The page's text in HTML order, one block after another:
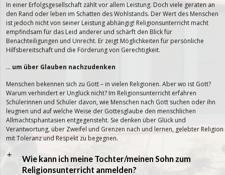
In einer Erfolgsgesellschaft zählt vor allem Leistung. Doch viele geraten an
den Rand oder leben im Schatten des Wohlstands. Der Wert des Menschen
ist jedoch nicht von seiner Leistung abhängig! Religionsunterricht macht
empfindsam für das Leid anderer und schärft den Blick für
Benachteiligungen und Unrecht. Er zeigt Möglichkeiten für persönliche
Hilfsbereitschaft und die Förderung von Gerechtigkeit.
… um über Glauben nachzudenken
Menschen bekennen sich zu Gott – in vielen Religionen. Aber wo ist Gott?
Warum verhindert er Unglück nicht? Im Religionsunterricht erfahren
Schülerinnen und Schüler davon, wie Menschen nach Gott suchen oder ihn
leugnen und auf welche Weise der Gottesglaube den menschlichen
Allmachtsphantasien entgegensteht. Sie denken über Glück und
Verantwortung, über Zweifel und Grenzen nach und lernen, gelebter Religion
mit Toleranz und Respekt zu begegnen.
a
Wie kann ich meine Tochter/meinen Sohn zum
Religionsunterricht anmelden?